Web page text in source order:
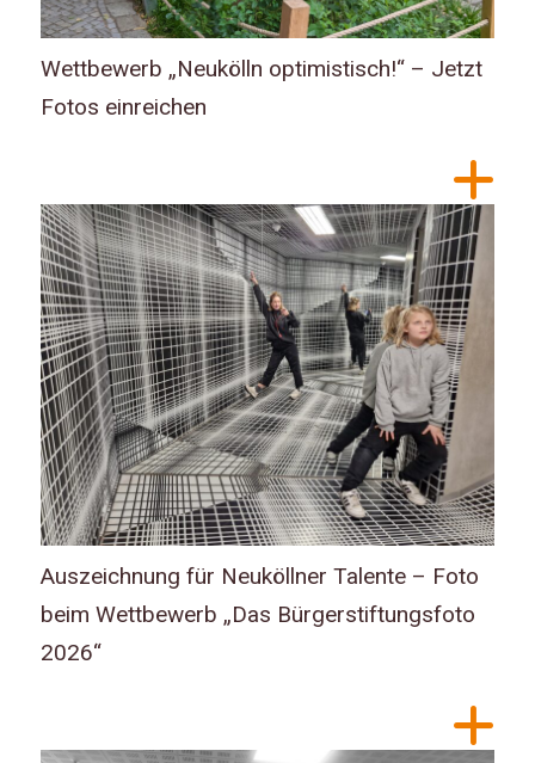
Wettbewerb „Neukölln optimistisch!“ – Jetzt
Fotos einreichen
Auszeichnung für Neuköllner Talente – Foto
beim Wettbewerb „Das Bürgerstiftungsfoto
2026“